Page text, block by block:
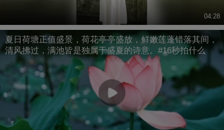
04:28
夏日荷塘正值盛景，荷花亭亭盛放，鲜嫩莲蓬错落其间，
清风拂过，满池皆是独属于盛夏的诗意。#16秒拍什么